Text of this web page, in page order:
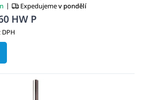
| Expedujemev pondělí
HW P
DPH